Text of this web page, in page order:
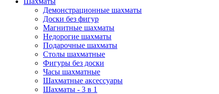
Демонстрационные шахматы
Доски без фигур
Магнитные шахматы
Недорогие шахматы
Подарочные шахматы
Столы шахматные
Фигуры без доски
Часы шахматные
Шахматные аксессуары
Шахматы - 3 в 1